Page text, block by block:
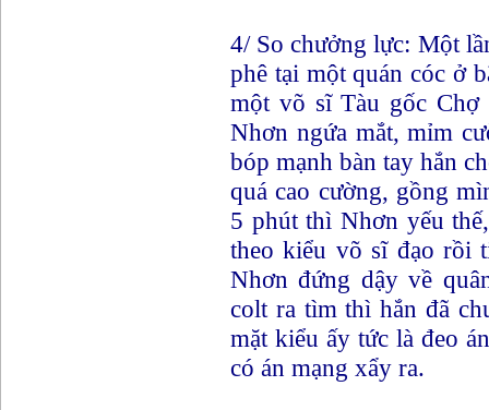
4/ So chưởng lực: Một
phê tại một quán cóc ở
một võ sĩ Tàu gốc
Nhơn ngứa mắt, mỉm
bóp mạnh bàn tay hắn
quá cao cường, gồng
5 phút thì Nhơn yếu
theo kiểu võ sĩ đạo rồi
Nhơn đứng dậy về
colt ra tìm thì hắn đã
mặt kiểu ấy tức là đeo
có án mạng xẩy ra.